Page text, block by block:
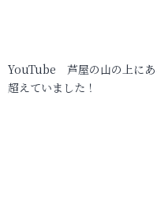
YouTube 芦屋の山の上にあ
超えていました！